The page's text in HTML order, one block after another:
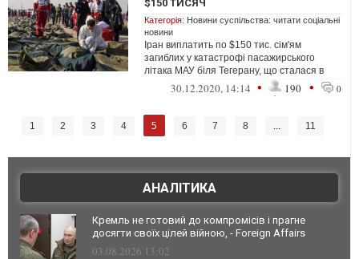
$150 ТИСЯЧ
Категорія: Новини суспільства: читати соціальні
новини
Іран виплатить по $150 тис. сім'ям
загиблих у катастрофі пасажирського
літака МАУ біля Тегерану, що сталася в
січні 2020 року.
30.12.2020, 14:14 • 190 • 0
1 2 3 4 5 6 7 8 ... 11
АНАЛІТИКА
Кремль не готовий до компромісів і прагне
досягти своїх цілей війною, - Foreign Affairs
03.08.2026 13:02